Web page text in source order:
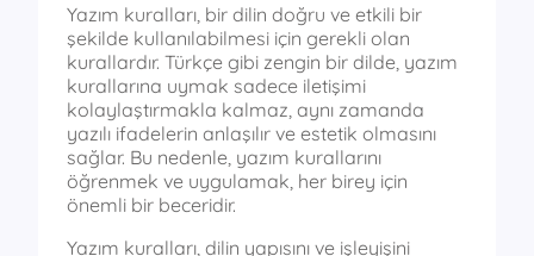
Yazım kuralları, bir dilin doğru ve etkili bir
şekilde kullanılabilmesi için gerekli olan
kurallardır. Türkçe gibi zengin bir dilde, yazım
kurallarına uymak sadece iletişimi
kolaylaştırmakla kalmaz, aynı zamanda
yazılı ifadelerin anlaşılır ve estetik olmasını
sağlar. Bu nedenle, yazım kurallarını
öğrenmek ve uygulamak, her birey için
önemli bir beceridir.
Yazım kuralları, dilin yapısını ve işleyişini